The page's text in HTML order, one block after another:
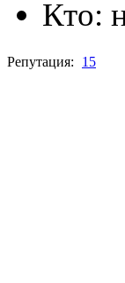
Кто:
Репутация: 15